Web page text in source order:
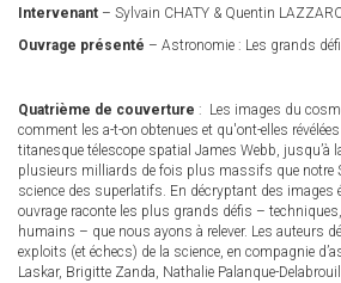
Intervenant – Sylvain CHATY & Quentin
Ouvrage présenté – Astronomie : Les grands
Quatrième de couverture : Les images du
comment les a-t-on obtenues et qu'ont-elles
titanesque télescope spatial James Webb, jusqu’à
plusieurs milliards de fois plus massifs que notre
science des superlatifs. En décryptant des images
ouvrage raconte les plus grands défis –
humains – que nous ayons à relever. Les auteurs
exploits (et échecs) de la science, en compagnie
Laskar, Brigitte Zanda, Nathalie Palanque-